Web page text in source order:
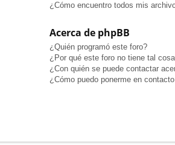
¿Cómo encuentro todos mis
Acerca de phpBB
¿Quién programó este foro?
¿Por qué este foro no tiene tal
¿Con quién se puede contactar
¿Cómo puedo ponerme en